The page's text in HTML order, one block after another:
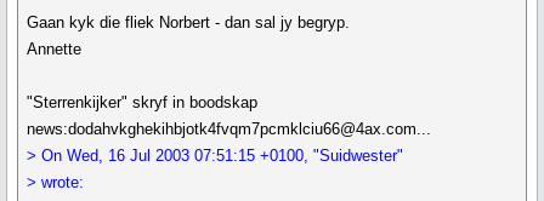
Gaan kyk die fliek Norbert - dan sal jy begryp.
Annette
"Sterrenkijker" skryf in boodskap
news:dodahvkghekihbjotk4fvqm7pcmklciu66@4ax.com...
> On Wed, 16 Jul 2003 07:51:15 +0100, "Suidwester"
> wrote: